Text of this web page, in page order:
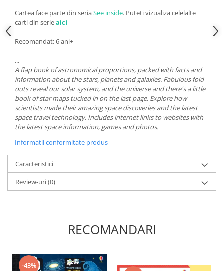
Cartea face parte din seriaSee inside. Puteti vizualiza celelalte
carti din serieaici
Recomandat: 6 ani+
...
A flap book of astronomical proportions, packed with facts and
information about the stars, planets and galaxies. Fabulous fold-
outs reveal our solar system, and the universe and there's a little
book of star maps tucked in on the last page. Explore how
scientists made their amazing space discoveries and the latest
space travel technology. Includes internet links to websites with
the latest space information, games and photos.
Informatii conformitate produs
Caracteristici
Review-uri(0)
RECOMANDARI
-43%